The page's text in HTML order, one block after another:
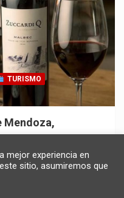
TURISMO
Mendoza,
mejor experiencia en
sitio, asumiremos que